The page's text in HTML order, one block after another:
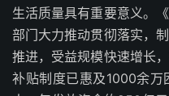
生活质量具有重要意义。
部门大力推动贯彻落实，
推进，受益规模快速增长
补贴制度已惠及1000余万